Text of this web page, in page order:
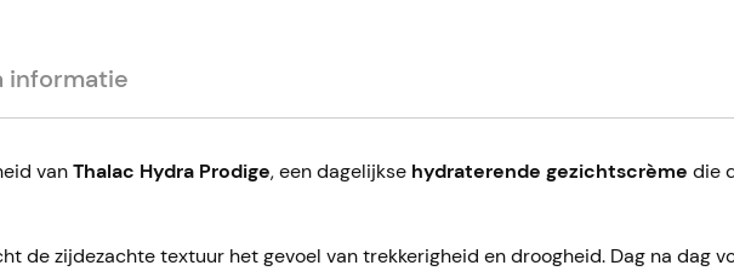
informatie
vanThalac Hydra Prodige, een dagelijkse hydraterende gezichtscrème die
de zijdezachte textuur het gevoel van trekkerigheid en droogheid. Dag na dag